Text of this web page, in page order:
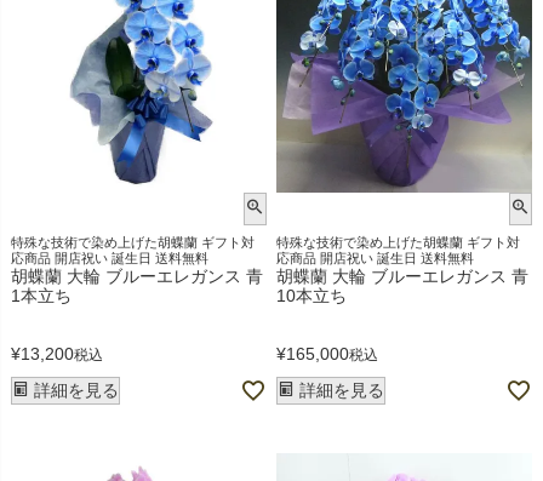
特殊な技術で染め上げた胡蝶蘭 ギフト対
応商品 開店祝い 誕生日 送料無料
胡蝶蘭 大輪 ブルーエレガンス 青
1本立ち
¥13,200税込
詳細を見る
特殊な技術で染め上げた胡蝶蘭 ギフト対
応商品 開店祝い 誕生日 送料無料
胡蝶蘭 大輪 ブルーエレガンス 青
10本立ち
¥165,000税込
詳細を見る